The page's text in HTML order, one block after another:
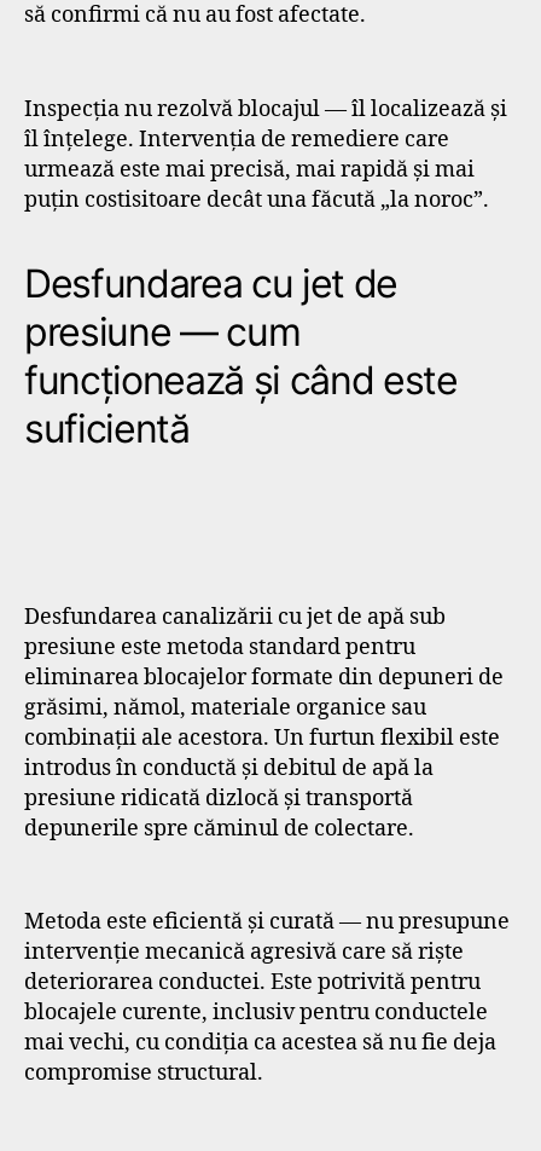
să confirmi că nu au fost afectate.
Inspecția nu rezolvă blocajul — îl localizează și
îl înțelege. Intervenția de remediere care
urmează este mai precisă, mai rapidă și mai
puțin costisitoare decât una făcută „la noroc”.
Desfundarea cu jet de
presiune — cum
funcționează și când este
suficientă
Desfundarea canalizării cu jet de apă sub
presiune este metoda standard pentru
eliminarea blocajelor formate din depuneri de
grăsimi, nămol, materiale organice sau
combinații ale acestora. Un furtun flexibil este
introdus în conductă și debitul de apă la
presiune ridicată dizlocă și transportă
depunerile spre căminul de colectare.
Metoda este eficientă și curată — nu presupune
intervenție mecanică agresivă care să riște
deteriorarea conductei. Este potrivită pentru
blocajele curente, inclusiv pentru conductele
mai vechi, cu condiția ca acestea să nu fie deja
compromise structural.